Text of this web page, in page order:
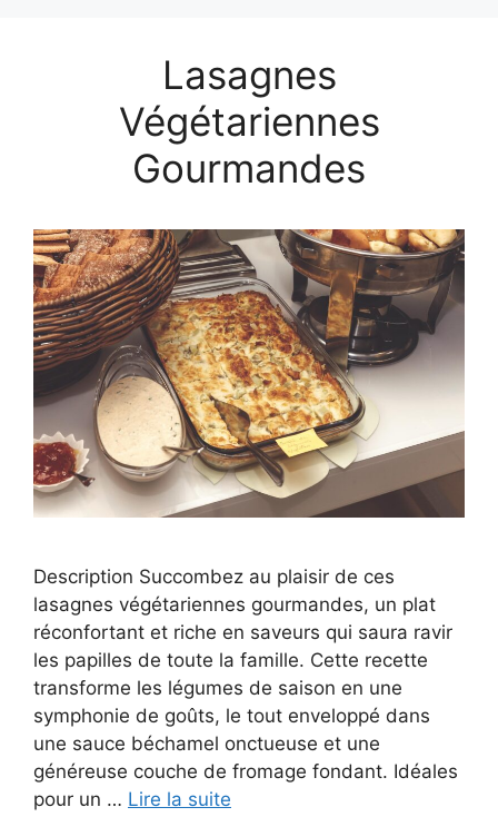
Lasagnes
Végétariennes
Gourmandes
Description Succombez au plaisir de ces
lasagnes végétariennes gourmandes, un plat
réconfortant et riche en saveurs qui saura ravir
les papilles de toute la famille. Cette recette
transforme les légumes de saison en une
symphonie de goûts, le tout enveloppé dans
une sauce béchamel onctueuse et une
généreuse couche de fromage fondant. Idéales
pour un … Lire la suite